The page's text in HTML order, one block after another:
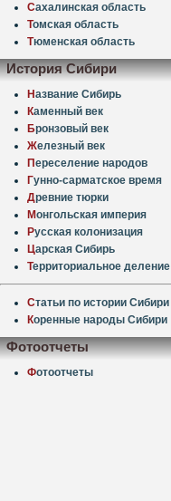
Сахалинская область
Томская область
Тюменская область
История Сибири
Название Сибирь
Каменный век
Бронзовый век
Железный век
Переселение народов
Гунно-сарматское время
Древние тюрки
Монгольская империя
Русская колонизация
Царская Сибирь
Территориальное деление
Статьи по истории Сибири
Коренные народы Сибири
Фотоотчеты
Фотоотчеты